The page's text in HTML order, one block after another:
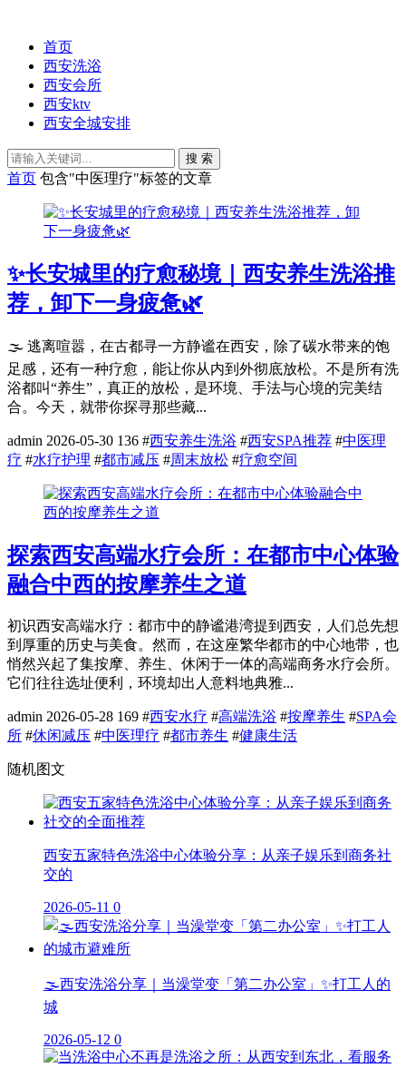
首页
西安洗浴
西安会所
西安ktv
西安全城安排
搜 索
首页 包含"中医理疗"标签的文章
✨长安城里的疗愈秘境｜西安养生洗浴推
荐，卸下一身疲惫🌿
🌫️ 逃离喧嚣，在古都寻一方静谧在西安，除了碳水带来的饱
足感，还有一种疗愈，能让你从内到外彻底放松。不是所有洗
浴都叫“养生”，真正的放松，是环境、手法与心境的完美结
合。今天，就带你探寻那些藏...
admin 2026-05-30 136 #西安养生洗浴 #西安SPA推荐 #中医理
疗 #水疗护理 #都市减压 #周末放松 #疗愈空间
探索西安高端水疗会所：在都市中心体验
融合中西的按摩养生之道
初识西安高端水疗：都市中的静谧港湾提到西安，人们总先想
到厚重的历史与美食。然而，在这座繁华都市的中心地带，也
悄然兴起了集按摩、养生、休闲于一体的高端商务水疗会所。
它们往往选址便利，环境却出人意料地典雅...
admin 2026-05-28 169 #西安水疗 #高端洗浴 #按摩养生 #SPA会
所 #休闲减压 #中医理疗 #都市养生 #健康生活
随机图文
西安五家特色洗浴中心体验分享：从亲子娱乐到商务社
交的
2026-05-11 0
🌫️西安洗浴分享｜当澡堂变「第二办公室」✨打工人的
城
2026-05-12 0